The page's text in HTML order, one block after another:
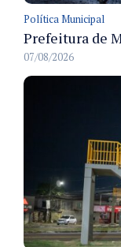
Política Municipal
07/08/2026